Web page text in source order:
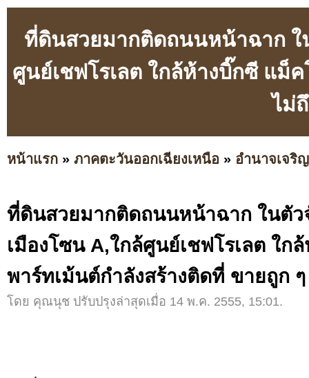
ที่ดินสวยมากติดถนนหน้าฉาก ใ
ศูนย์เชฟโรเลต ใกล้ห้างบิ๊กซี แม็
ไม่
หน้าแรก » ภาคตะวันออกเฉียงเหนือ » อำนาจเจริญ
ที่ดินสวยมากติดถนนหน้าฉาก ในตัว
เมืองโซน A,ใกล้ศูนย์เชฟโรเลต ใก
พาร์ทเม้นต์กำลังสร้างติดที่ ขายถูก
โดย คุณนุช ปรับปรุงล่าสุดเมื่อ 14 พ.ค. 2555, 15:01.